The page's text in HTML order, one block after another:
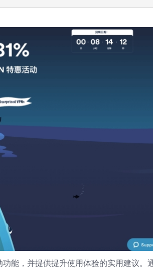
能，并提供提升使用体验的实用建议。